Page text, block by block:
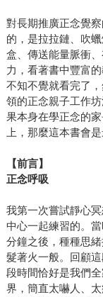
對長期推廣正念覺
的，是拉拉鏈、吹
盒、傳送能量脈衝
力，看著書中豐富
不知不覺就看完了
領的正念親子工作
果本身在學正念的
上，那麼這本書會
【前言】
正念呼吸
我第一次嘗試靜心
中心一起練習的。
分鐘之後，種種思
髮著火一般。回顧
段時間恰好是我們
界，簡直太嚇人、